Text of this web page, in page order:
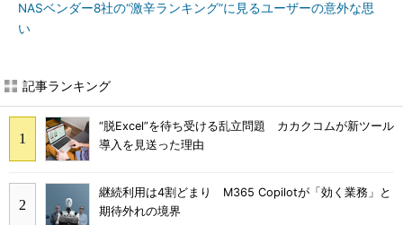
NASベンダー8社の“激辛ランキング”に見るユーザーの意外な思
い
記事ランキング
“脱Excel”を待ち受ける乱立問題 カカクコムが新ツール
導入を見送った理由
継続利用は4割どまり M365 Copilotが「効く業務」と
期待外れの境界